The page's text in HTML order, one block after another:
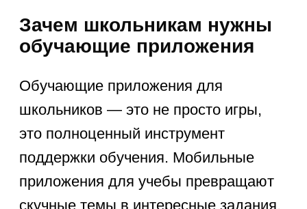
Проверьте, подходит ли приложение
детям нужного возраста, удобен ли
контроль и соответствие школьной
образовательные приложения можно
установить как на Android, так и на
iOS, многие доступны бесплатно
с расширенными функциями.
Родители должны обращать
внимание на удобство навигации,